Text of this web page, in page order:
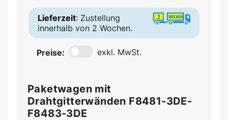
Lieferzeit: Zustellung
innerhalb von 2 Wochen.
Preise: exkl. MwSt.
Paketwagen mit
Drahtgitterwänden F8481-3DE-
F8483-3DE